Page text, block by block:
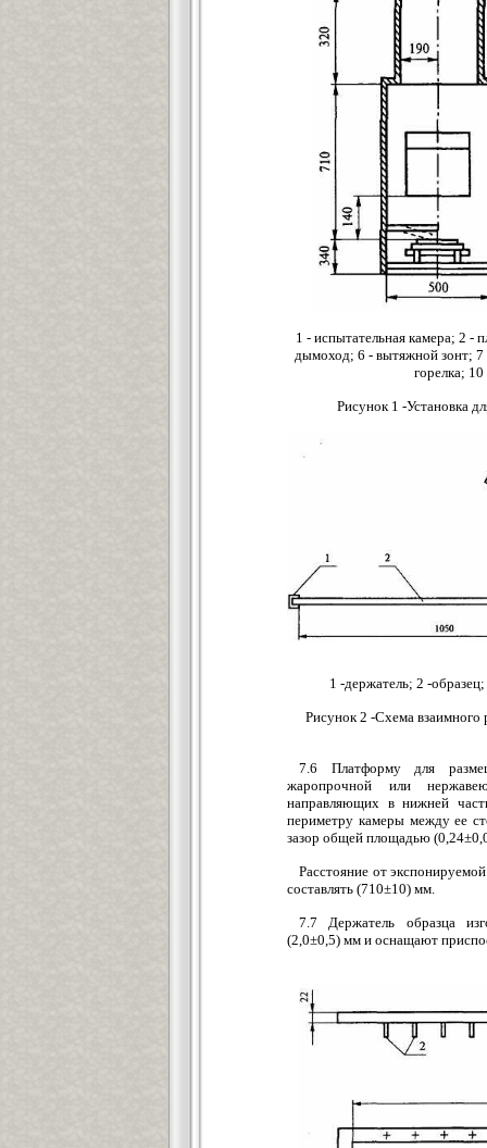
1 - испытательная камера; 2 -
дымоход; 6 - вытяжной зонт; 7
горелка;
Рисунок 1 -Установка
1 -держатель; 2 -
Рисунок 2 -Схема взаимного
7.6 Платформу для
жаропрочной или
направляющих в нижней
периметру камеры между ее
зазор общей площадью
Расстояние от
составлять (710±10) мм.
7.7 Держатель образца
(2,0±0,5) мм и оснащают